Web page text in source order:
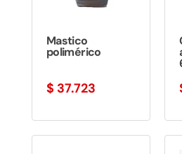
Mastico
polimérico
$ 37.723